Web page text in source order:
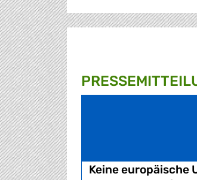
Keine europäische